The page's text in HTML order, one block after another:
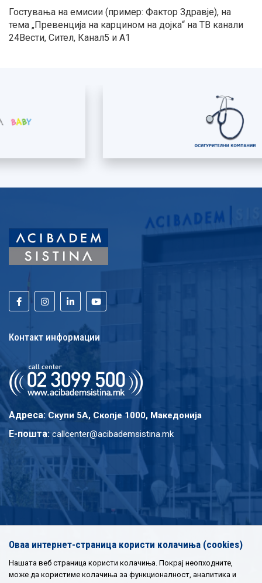
Гостувања на емисии (пример: Фактор Здравје), на
тема „Превенција на карцином на дојка“ на ТВ канали
24Вести, Сител, Канал5 и А1
Контакт информации
Адреса: Скупи 5A, Скопје 1000, Македонија
E-пошта: callcenter@acibademsistina.mk
Оваа интернет-страница користи колачиња (cookies)
Нашата веб страница користи колачиња. Покрај неопходните,
може да користиме колачиња за функционалност, аналитика и